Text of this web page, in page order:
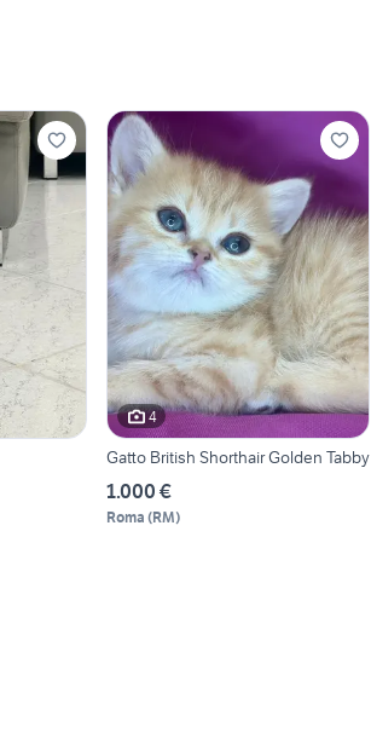
4
Gatto British Shorthair Golden Tabby
1.000 €
Roma (RM)